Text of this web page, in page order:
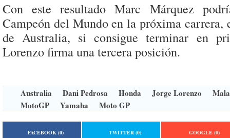
Con este resultado Marc Márquez
Campeón del Mundo en la próxima carrera,
de Australia, si consigue terminar en
Lorenzo firma una tercera posición.
Australia Dani Pedrosa Honda Jorge Lorenzo
MotoGP
Yamaha Moto GP
FACEBOOK(0) TWITTER(0) GOOGLE(0)